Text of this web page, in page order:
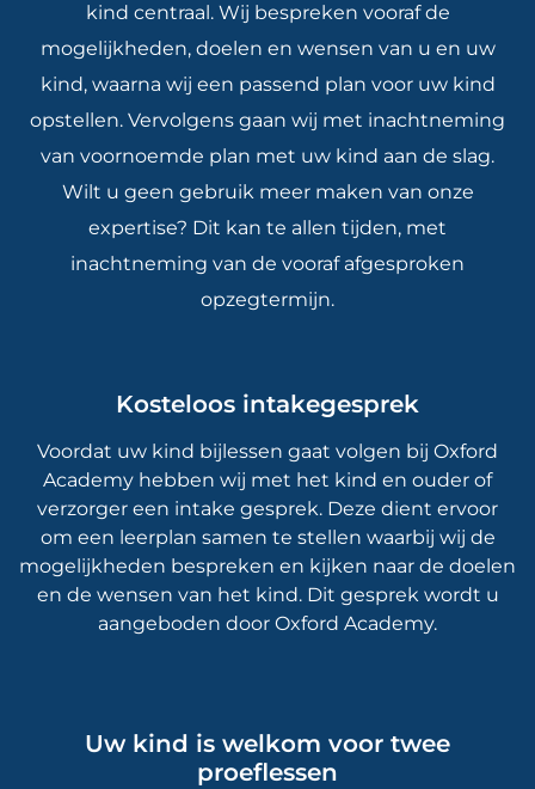
kind centraal. Wij bespreken vooraf de
mogelijkheden, doelen en wensen van u en uw
kind, waarna wij een passend plan voor uw kind
opstellen. Vervolgens gaan wij met inachtneming
van voornoemde plan met uw kind aan de slag.
Wilt u geen gebruik meer maken van onze
expertise? Dit kan te allen tijden, met
inachtneming van de vooraf afgesproken
opzegtermijn.
Kosteloos intakegesprek
Voordat uw kind bijlessen gaat volgen bij Oxford
Academy hebben wij met het kind en ouder of
verzorger een intake gesprek. Deze dient ervoor
om een leerplan samen te stellen waarbij wij de
mogelijkheden bespreken en kijken naar de doelen
en de wensen van het kind. Dit gesprek wordt u
aangeboden door Oxford Academy.
Uw kind is welkom voor twee
proeflessen